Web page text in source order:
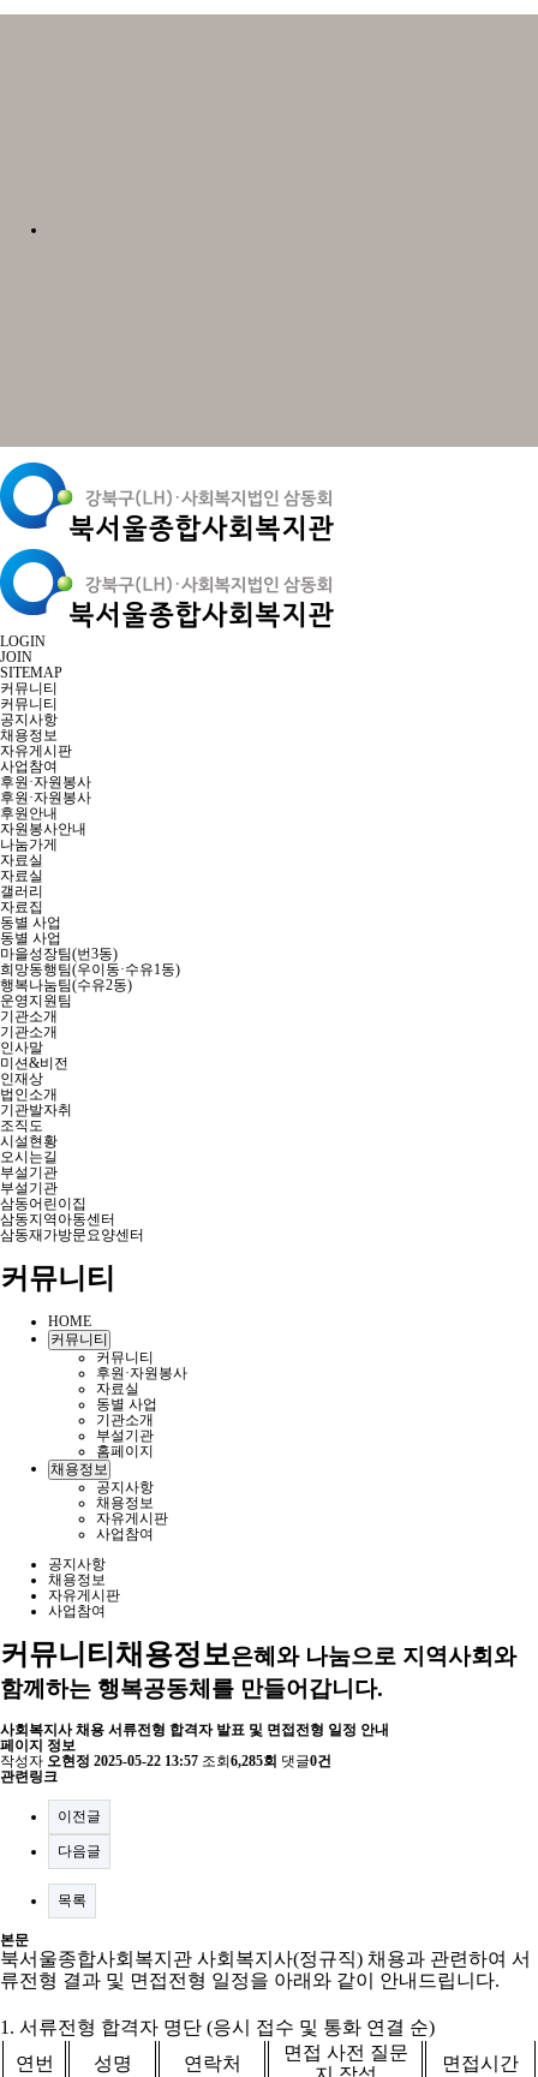
LOGIN
JOIN
SITEMAP
커뮤니티
커뮤니티
공지사항
채용정보
자유게시판
사업참여
후원·자원봉사
후원·자원봉사
후원안내
자원봉사안내
나눔가게
자료실
자료실
갤러리
자료집
동별 사업
동별 사업
마을성장팀(번3동)
희망동행팀(우이동·수유1동)
행복나눔팀(수유2동)
운영지원팀
기관소개
기관소개
인사말
미션&비전
인재상
법인소개
기관발자취
조직도
시설현황
오시는길
부설기관
부설기관
삼동어린이집
삼동지역아동센터
삼동재가방문요양센터
커뮤니티
HOME
커뮤니티
커뮤니티
후원·자원봉사
자료실
동별 사업
기관소개
부설기관
홈페이지
채용정보
공지사항
채용정보
자유게시판
사업참여
공지사항
채용정보
자유게시판
사업참여
커뮤니티 채용정보은혜와 나눔으로 지역사회와
함께하는 행복공동체를 만들어갑니다.
사회복지사 채용 서류전형 합격자 발표 및 면접전형 일정 안내
페이지 정보
작성자 오현정 2025-05-22 13:57 조회 6,285회 댓글0건
관련링크
이전글
다음글
목록
본문
북서울종합사회복지관 사회복지사(정규직) 채용과 관련하여 서
류전형 결과 및 면접전형 일정을 아래와 같이 안내드립니다.
1. 서류전형 합격자 명단 (응시 접수 및 통화 연결 순)
연번
성명 연락처
면접 사전 질문
면접시간